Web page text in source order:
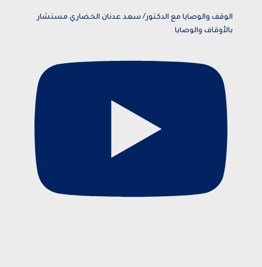
الوقف والوصايا مع الدكتور/ سعد عدنان الخضاري مستشار
بالأوقاف والوصايا